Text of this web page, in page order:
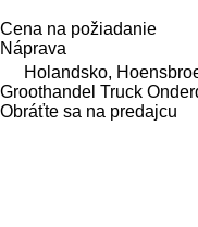
Cena na požiadanie
Náprava
Holandsko,
Groothandel Truck
Obráťte sa na predajcu